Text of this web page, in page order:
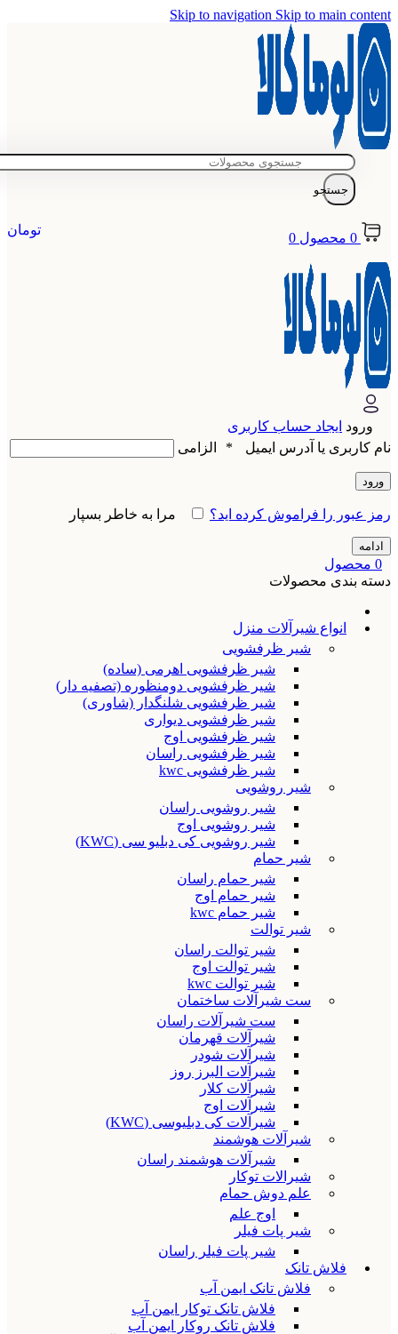
Skip to navigation Skip to main content
جستجو
0 محصول 0
تومان
ورود ایجاد حساب کاربری
نام کاربری یا آدرس ایمیل
* الزامی
ورود
رمز عبور را فراموش کرده اید؟ مرا به خاطر بسپار
ادامه
0 محصول
دسته بندی محصولات
انواع شیرآلات منزل
شیر ظرفشویی
شیر ظرفشویی اهرمی (ساده)
شیر ظرفشویی دومنظوره (تصفیه دار)
شیر ظرفشویی شلنگدار (شاوری)
شیر ظرفشویی دیواری
شیر ظرفشویی اوج
شیر ظرفشویی راسان
شیر ظرفشویی kwc
شیر روشویی
شیر روشویی راسان
شیر روشویی اوج
شیر روشویی کی دبلیو سی (KWC)
شیر حمام
شیر حمام راسان
شیر حمام اوج
شیر حمام kwc
شیر توالت
شیر توالت راسان
شیر توالت اوج
شیر توالت kwc
ست شیرآلات ساختمان
ست شیرآلات راسان
شیرآلات قهرمان
شیرآلات شودر
شیرآلات البرز روز
شیرآلات کلار
شیرآلات اوج
شیرآلات کی دبلیوسی (KWC)
شیرآلات هوشمند
شیرآلات هوشمند راسان
شیرالات توکار
علم دوش حمام
اوج علم
شیر پات فیلر
شیر پات فیلر راسان
فلاش تانک
فلاش تانک ایمن آب
فلاش تانک توکار ایمن آب
فلاش تانک روکار ایمن آب